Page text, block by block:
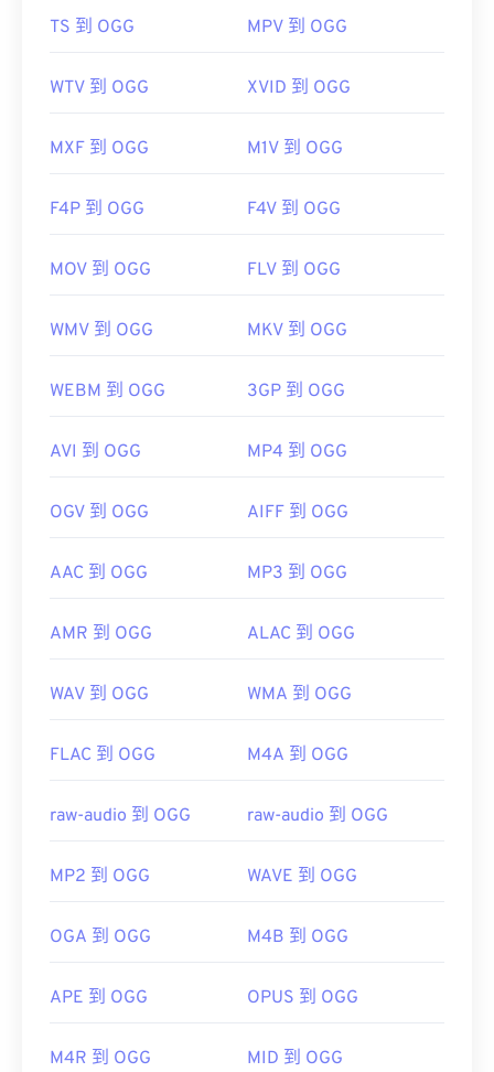
TS 到 OGG MPV 到 OGG
WTV 到 OGG XVID 到 OGG
MXF 到 OGG M1V 到 OGG
F4P 到 OGG F4V 到 OGG
MOV 到 OGG FLV 到 OGG
WMV 到 OGG MKV 到 OGG
WEBM 到 OGG 3GP 到 OGG
AVI 到 OGG MP4 到 OGG
OGV 到 OGG AIFF 到 OGG
AAC 到 OGG MP3 到 OGG
AMR 到 OGG ALAC 到 OGG
WAV 到 OGG WMA 到 OGG
FLAC 到 OGG M4A 到 OGG
raw-audio 到 OGG raw-audio 到 OGG
MP2 到 OGG WAVE 到 OGG
OGA 到 OGG M4B 到 OGG
APE 到 OGG OPUS 到 OGG
M4R 到 OGG MID 到 OGG